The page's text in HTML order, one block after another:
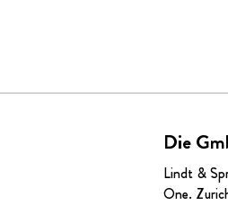
Die
Lindt &
One.